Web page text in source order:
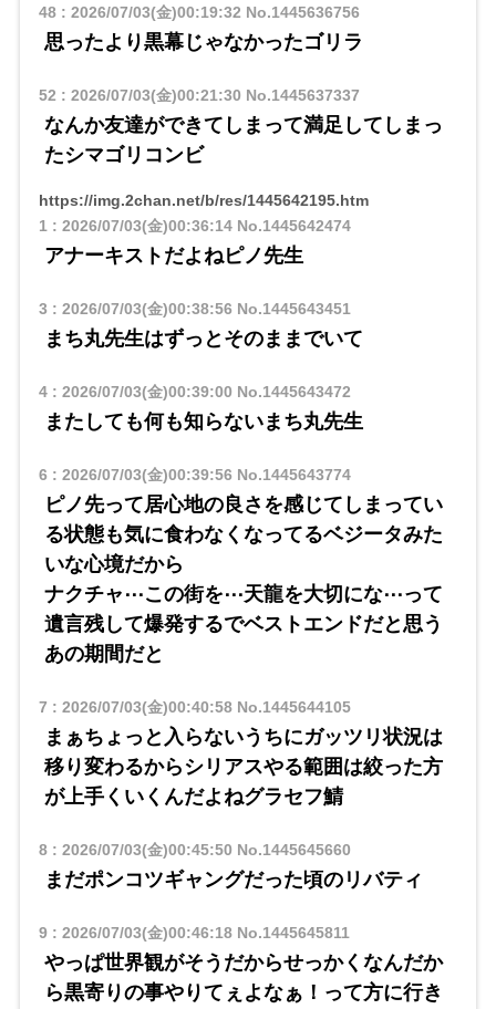
48: 2026/07/03(金)00:19:32 No.1445636756
思ったより黒幕じゃなかったゴリラ
52 : 2026/07/03(金)00:21:30 No.1445637337
なんか友達ができてしまって満足してしまっ
たシマゴリコンビ
https://img.2chan.net/b/res/1445642195.htm
1 : 2026/07/03(金)00:36:14No.1445642474
アナーキストだよねピノ先生
3 : 2026/07/03(金)00:38:56 No.1445643451
まち丸先生はずっとそのままでいて
4: 2026/07/03(金)00:39:00 No.1445643472
またしても何も知らないまち丸先生
6 : 2026/07/03(金)00:39:56 No.1445643774
ピノ先って居心地の良さを感じてしまってい
る状態も気に食わなくなってるベジータみた
いな心境だから
ナクチャ⋯この街を⋯天龍を大切にな⋯って
遺言残して爆発するでベストエンドだと思う
あの期間だと
7 : 2026/07/03(金)00:40:58No.1445644105
まぁちょっと入らないうちにガッツリ状況は
移り変わるからシリアスやる範囲は絞った方
が上手くいくんだよねグラセフ鯖
8: 2026/07/03(金)00:45:50 No.1445645660
まだポンコツギャングだった頃のリバティ
9: 2026/07/03(金)00:46:18No.1445645811
やっぱ世界観がそうだからせっかくなんだか
ら黒寄りの事やりてぇよなぁ！って方に行き